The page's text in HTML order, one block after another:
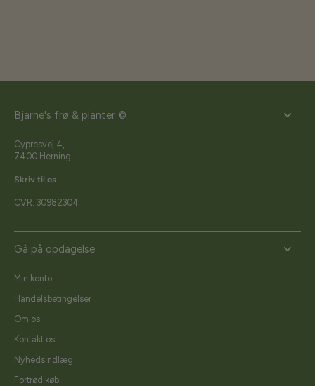
Bjarne's frø & planter ©
Cypresvej 4,
7400 Herning
Skriv til os
CVR: 30982304
Gå på opdagelse
Min konto
Handelsbetingelser
Om os
Kontakt os
Nyhedsindlæg
Fortrød køb